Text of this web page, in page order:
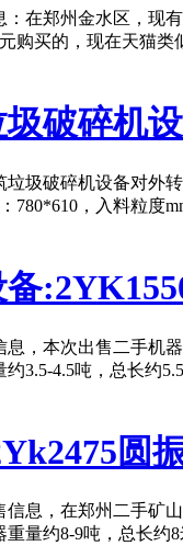
在郑州金水区，现
购买的，现在天猫
破碎机
圾破碎机设备对外
780*610，入料粒度
，本次出售二手机
3.5-4.5吨，总长约
圆
息，在郑州二手矿
重量约8-9吨，总长